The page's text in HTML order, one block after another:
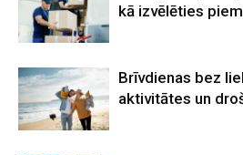
kā izvēlēties
Brīvdienas bez
aktivitātes un